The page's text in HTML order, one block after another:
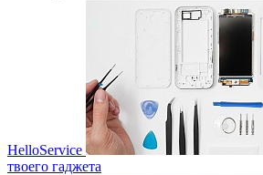
HelloService
твоего гаджета